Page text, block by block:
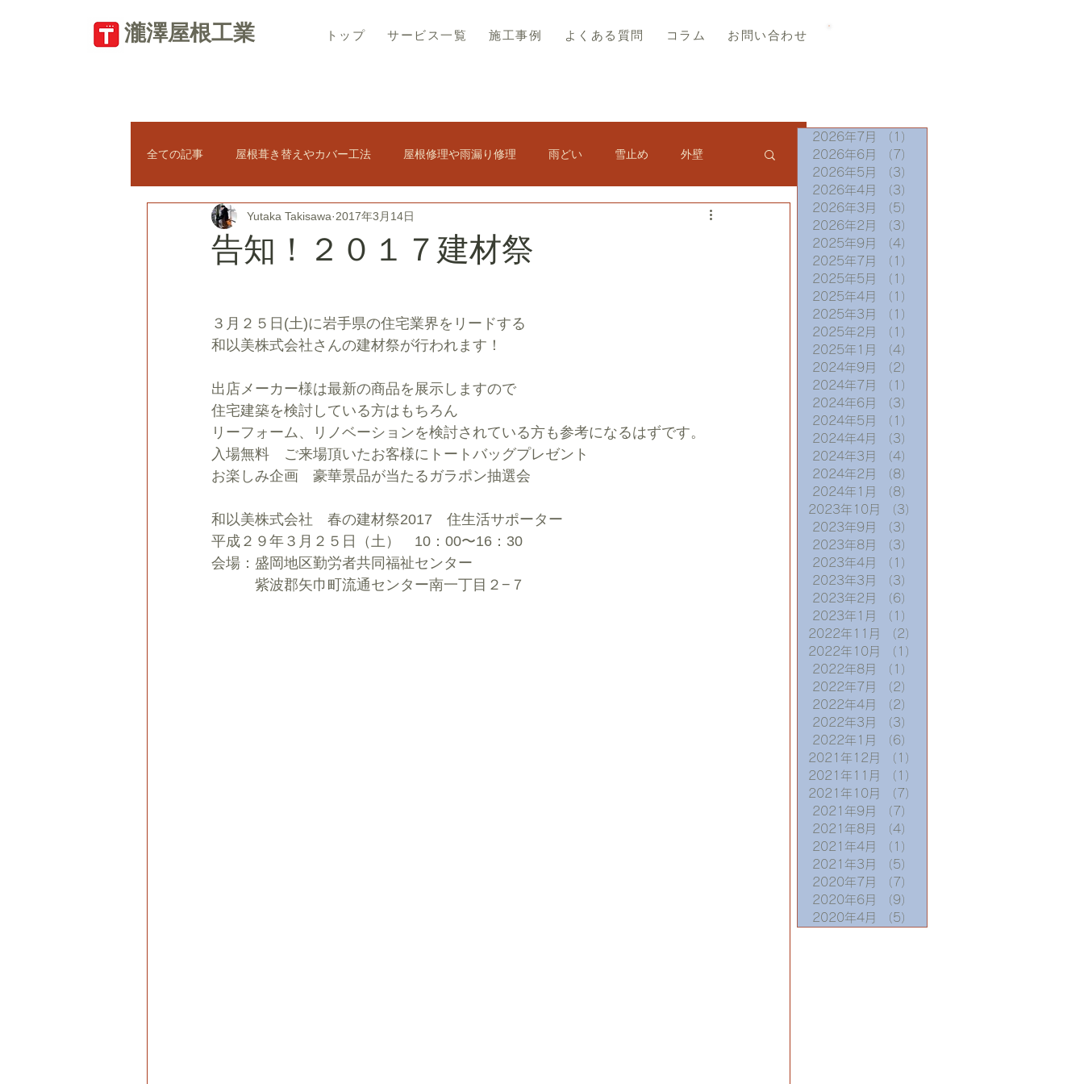
​瀧澤屋根工業 トップ サービス一覧 施工事例 よくある質問 コラム お問い合わせ
全ての記事 屋根葺き替えやカバー工法 屋根修理や雨漏り修理 雨どい 雪止め 外壁
瓦屋根の修理 新築屋根工事 その他
屋根のトラブル・悪徳業者対策 アスベスト・コロニアル
告知！２０１７建材祭
Yutaka Takisawa 2017年3月14日
３月２５日(土)に岩手県の住宅業界をリードする
和以美株式会社さんの建材祭が行われます！
出店メーカー様は最新の商品を展示しますので
住宅建築を検討している方はもちろん
リーフォーム、リノベーションを検討されている方も参考になるはずです。
入場無料　ご来場頂いたお客様にトートバッグプレゼント
お楽しみ企画　豪華景品が当たるガラポン抽選会
和以美株式会社　春の建材祭2017　住生活サポーター
平成２９年３月２５日（土）　10：00〜16：30
会場：盛岡地区勤労者共同福祉センター
紫波郡矢巾町流通センター南一丁目２−７
2026年7月 （1）
2026年6月
（7）
2026年5月
（3）
2026年4月
（3）
2026年3月
（5）
2026年2月
（3）
2025年9月
（4）
2025年7月
（1）
2025年5月
（1）
2025年4月
（1）
2025年3月
（1）
2025年2月
（1）
2025年1月
（4）
2024年9月
（2）
2024年7月
（1）
2024年6月
（3）
2024年5月
（1）
2024年4月
（3）
2024年3月
（4）
2024年2月
（8）
2024年1月
（8）
2023年10月
（3）
2023年9月
（3）
2023年8月
（3）
2023年4月
（1）
2023年3月
（3）
2023年2月
（6）
2023年1月
（1）
2022年11月
（2）
2022年10月
（1）
2022年8月
（1）
2022年7月
（2）
2022年4月
（2）
2022年3月
（3）
2022年1月
（6）
2021年12月
（1）
2021年11月
（1）
2021年10月
（7）
2021年9月
（7）
2021年8月
（4）
2021年4月
（1）
2021年3月
（5）
2020年7月
（7）
2020年6月
（9）
2020年4月
（5）